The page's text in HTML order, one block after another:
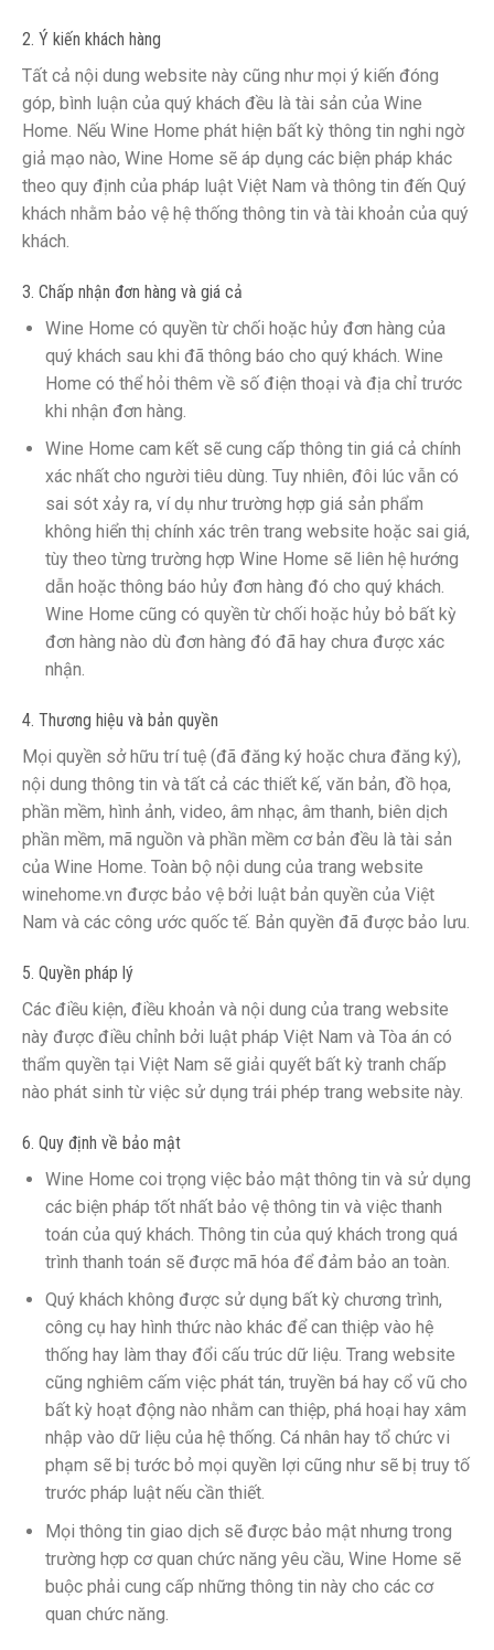
2. Ý kiến khách hàng
Tất cả nội dung website này cũng như mọi ý kiến đóng
góp, bình luận của quý khách đều là tài sản của Wine
Home. Nếu Wine Home phát hiện bất kỳ thông tin nghi ngờ
giả mạo nào, Wine Home sẽ áp dụng các biện pháp khác
theo quy định của pháp luật Việt Nam và thông tin đến Quý
khách nhằm bảo vệ hệ thống thông tin và tài khoản của quý
khách.
3. Chấp nhận đơn hàng và giá cả
Wine Home có quyền từ chối hoặc hủy đơn hàng của
quý khách sau khi đã thông báo cho quý khách. Wine
Home có thể hỏi thêm về số điện thoại và địa chỉ trước
khi nhận đơn hàng.
Wine Home cam kết sẽ cung cấp thông tin giá cả chính
xác nhất cho người tiêu dùng. Tuy nhiên, đôi lúc vẫn có
sai sót xảy ra, ví dụ như trường hợp giá sản phẩm
không hiển thị chính xác trên trang website hoặc sai giá,
tùy theo từng trường hợp Wine Home sẽ liên hệ hướng
dẫn hoặc thông báo hủy đơn hàng đó cho quý khách.
Wine Home cũng có quyền từ chối hoặc hủy bỏ bất kỳ
đơn hàng nào dù đơn hàng đó đã hay chưa được xác
nhận.
4. Thương hiệu và bản quyền
Mọi quyền sở hữu trí tuệ (đã đăng ký hoặc chưa đăng ký),
nội dung thông tin và tất cả các thiết kế, văn bản, đồ họa,
phần mềm, hình ảnh, video, âm nhạc, âm thanh, biên dịch
phần mềm, mã nguồn và phần mềm cơ bản đều là tài sản
của Wine Home. Toàn bộ nội dung của trang website
winehome.vn được bảo vệ bởi luật bản quyền của Việt
Nam và các công ước quốc tế. Bản quyền đã được bảo lưu.
5. Quyền pháp lý
Các điều kiện, điều khoản và nội dung của trang website
này được điều chỉnh bởi luật pháp Việt Nam và Tòa án có
thẩm quyền tại Việt Nam sẽ giải quyết bất kỳ tranh chấp
nào phát sinh từ việc sử dụng trái phép trang website này.
6. Quy định về bảo mật
Wine Home coi trọng việc bảo mật thông tin và sử dụng
các biện pháp tốt nhất bảo vệ thông tin và việc thanh
toán của quý khách. Thông tin của quý khách trong quá
trình thanh toán sẽ được mã hóa để đảm bảo an toàn.
Quý khách không được sử dụng bất kỳ chương trình,
công cụ hay hình thức nào khác để can thiệp vào hệ
thống hay làm thay đổi cấu trúc dữ liệu. Trang website
cũng nghiêm cấm việc phát tán, truyền bá hay cổ vũ cho
bất kỳ hoạt động nào nhằm can thiệp, phá hoại hay xâm
nhập vào dữ liệu của hệ thống. Cá nhân hay tổ chức vi
phạm sẽ bị tước bỏ mọi quyền lợi cũng như sẽ bị truy tố
trước pháp luật nếu cần thiết.
Mọi thông tin giao dịch sẽ được bảo mật nhưng trong
trường hợp cơ quan chức năng yêu cầu, Wine Home sẽ
buộc phải cung cấp những thông tin này cho các cơ
quan chức năng.